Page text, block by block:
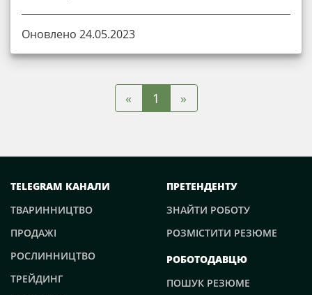
Оновлено 24.05.2023
« 1 »
TELEGRAM КАНАЛИ
ТВАРИННИЦТВО
ПРОДАЖІ
РОСЛИННИЦТВО
ТРЕЙДИНГ
ПРЕТЕНДЕНТУ
ЗНАЙТИ РОБОТУ
РОЗМІСТИТИ РЕЗЮМЕ
РОБОТОДАВЦЮ
ПОШУК РЕЗЮМЕ